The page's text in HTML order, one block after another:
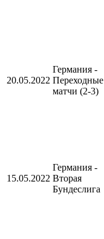
20.05.2022
Германия -
Переходные
матчи (2-3)
15.05.2022
Германия -
Вторая
Бундеслига